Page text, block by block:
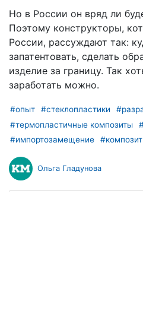
Но в России он вряд ли
Поэтому конструкторы,
России, рассуждают так:
запатентовать, сделать
изделие за границу. Так
заработать можно.
#опыт #стеклопластики
#термопластичные композиты
#импортозамещение
Ольга Гладунова